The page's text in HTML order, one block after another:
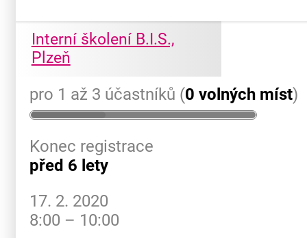
Interní školení B.I.S.,
Plzeň
pro 1 až 3 účastníků (0 volných míst)
Konec registrace
před 6 lety
17. 2. 2020
8:00 – 10:00